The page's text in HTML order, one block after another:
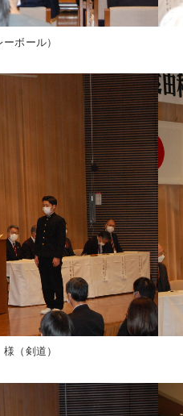
ボール）
（剣道）